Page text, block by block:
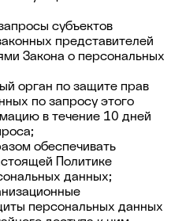
субъектов
представителей
Закона о персональных
орган по защите прав
по запросу этого
в течение 10 дней
обеспечивать
Политике
данных;
персональных данных